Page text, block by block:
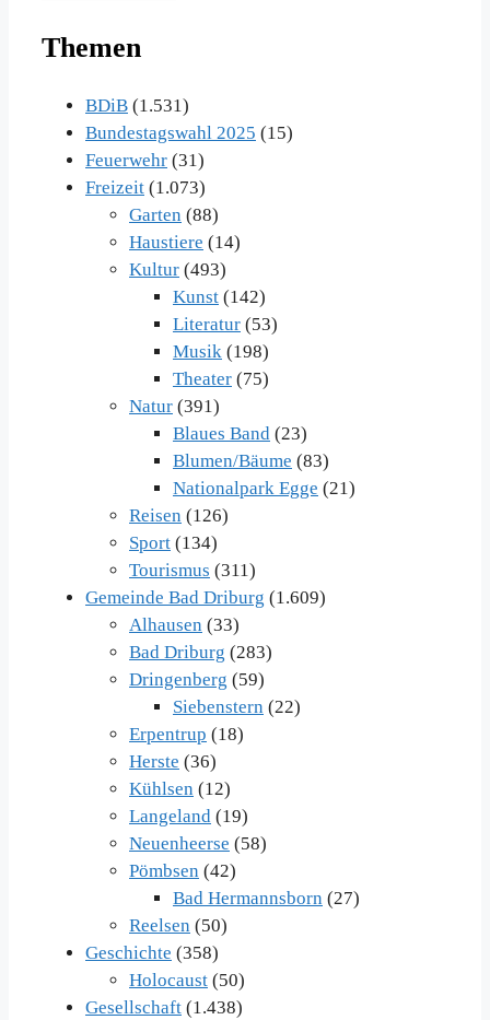
im
Themen
BDiB (1.531)
Bundestagswahl 2025 (15)
Feuerwehr (31)
Freizeit (1.073)
Garten (88)
Haustiere (14)
Kultur (493)
Kunst (142)
Literatur (53)
Musik (198)
Theater (75)
Natur (391)
Blaues Band (23)
Blumen/Bäume (83)
Nationalpark Egge (21)
Reisen (126)
Sport (134)
Tourismus (311)
Gemeinde Bad Driburg (1.609)
Alhausen (33)
Bad Driburg (283)
Dringenberg (59)
Siebenstern (22)
Erpentrup (18)
Herste (36)
Kühlsen (12)
Langeland (19)
Neuenheerse (58)
Pömbsen (42)
Bad Hermannsborn (27)
Reelsen (50)
Geschichte (358)
Holocaust (50)
Gesellschaft (1.438)